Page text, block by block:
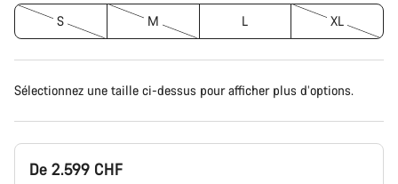
S M L XL
Sélectionnez une taille ci-dessus pour afficher plus d’options.
De 2.599 CHF